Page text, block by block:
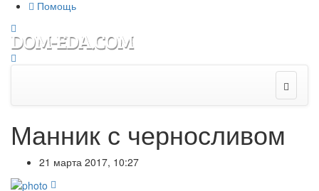
Помощь
Манник с черносливом
21 марта 2017, 10:27